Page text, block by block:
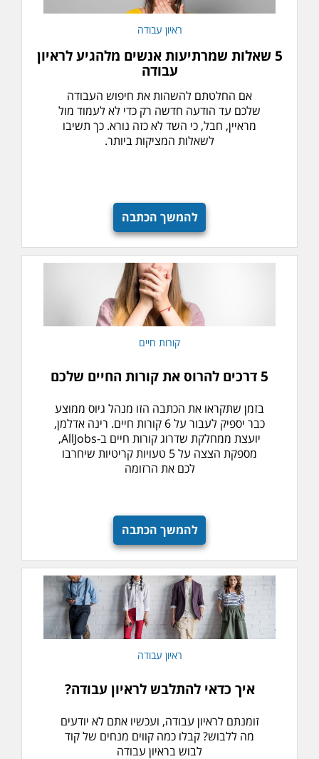
ראיון עבודה
5 שאלות שמרתיעות אנשים מלהגיע לראיון
עבודה
אם החלטתם להשהות את חיפוש העבודה
שלכם עד הודעה חדשה רק כדי לא לעמוד מול
מראיין, חבל, כי השד לא כזה נורא. כך תשיבו
לשאלות המציקות ביותר.
להמשך הכתבה
קורות חיים
5 דרכים להרוס את קורות החיים שלכם
בזמן שתקראו את הכתבה הזו מנהל גיוס ממוצע
כבר יספיק לעבור על 6 קורות חיים. רינה אדלמן,
יועצת ממחלקת שדרוג קורות חיים ב-AllJobs,
מספקת הצצה על 5 טעויות קריטיות שיחרבו
לכם את הרזומה
להמשך הכתבה
ראיון עבודה
איך כדאי להתלבש לראיון עבודה?
זומנתם לראיון עבודה, ועכשיו אתם לא יודעים
מה ללבוש? קבלו כמה קווים מנחים של קוד
לבוש בראיון עבודה